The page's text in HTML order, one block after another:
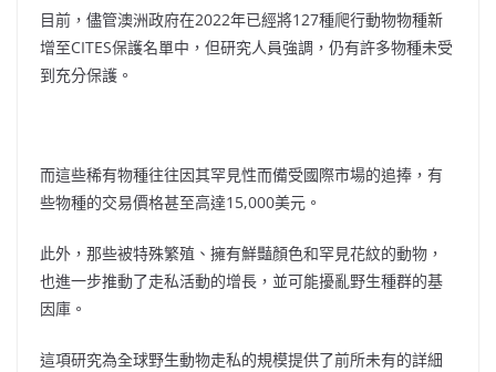
目前，儘管澳洲政府在2022年已經將127種爬行動物物種新
增至CITES保護名單中，但研究人員強調，仍有許多物種未受
到充分保護。
而這些稀有物種往往因其罕見性而備受國際市場的追捧，有
些物種的交易價格甚至高達15,000美元。
此外，那些被特殊繁殖、擁有鮮豔顏色和罕見花紋的動物，
也進一步推動了走私活動的增長，並可能擾亂野生種群的基
因庫。
這項研究為全球野生動物走私的規模提供了前所未有的詳細